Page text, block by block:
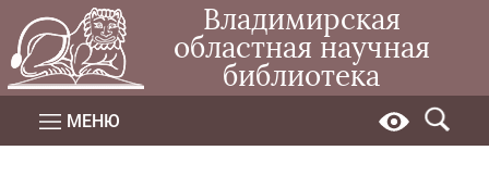
Владимирская
областная научная
библиотека
МЕНЮ